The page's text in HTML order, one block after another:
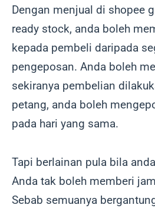
Dengan menjual di shopee
ready stock, anda boleh
kepada pembeli daripada
pengeposan. Anda boleh
sekiranya pembelian
petang, anda boleh
pada hari yang sama.
Tapi berlainan pula bila
Anda tak boleh memberi
Sebab semuanya